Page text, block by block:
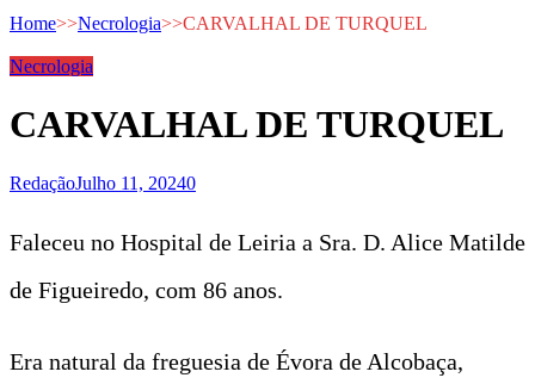
Home>>Necrologia>>CARVALHAL DE TURQUEL
Necrologia
CARVALHAL DE TURQUEL
RedaçãoJulho 11, 20240
Faleceu no Hospital de Leiria a Sra. D. Alice Matilde
de Figueiredo, com 86 anos.
Era natural da freguesia de Évora de Alcobaça,